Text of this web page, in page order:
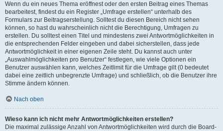
Wenn du ein neues Thema eröffnest oder den ersten Beitrag eines Themas
bearbeitest, findest du ein Register „Umfrage erstellen“ unterhalb des
Formulars zur Beitragserstellung. Solltest du diesen Bereich nicht sehen
können, so hast du wahrscheinlich nicht die Berechtigung, Umfragen zu
erstellen. Du solltest einen Titel und mindestens zwei Antwortmöglichkeiten in
die entsprechenden Felder eingeben und dabei sicherstellen, dass jede
Antwortmöglichkeit in einer eigenen Zeile steht. Du kannst auch unter
„Auswahlmöglichkeiten pro Benutzer“ festlegen, wie viele Optionen ein
Benutzer auswählen kann, welches Zeitlimit für die Umfrage gilt (0 bedeutet
dabei eine zeitlich unbegrenzte Umfrage) und schließlich, ob die Benutzer ihre
Stimme ändern können.
Nach oben
Wieso kann ich nicht mehr Antwortmöglichkeiten erstellen?
Die maximal zulässige Anzahl von Antwortmöglichkeiten wird durch die Board-